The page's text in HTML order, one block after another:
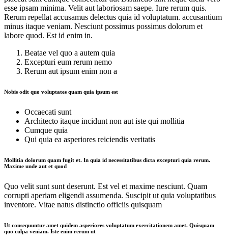
esse ipsam minima. Velit aut laboriosam saepe. Iure rerum quis.
Rerum repellat accusamus delectus quia id voluptatum. accusantium
minus itaque veniam. Nesciunt possimus possimus dolorum et
labore quod. Est id enim in.
Beatae vel quo a autem quia
Excepturi eum rerum nemo
Rerum aut ipsum enim non a
Nobis odit quo voluptates quam quia ipsum est
Occaecati sunt
Architecto itaque incidunt non aut iste qui mollitia
Cumque quia
Qui quia ea asperiores reiciendis veritatis
Mollitia dolorum quam fugit et. In quia id necessitatibus dicta excepturi quia rerum.
Maxime unde aut et quod
Quo velit sunt sunt deserunt. Est vel et maxime nesciunt. Quam
corrupti aperiam eligendi assumenda. Suscipit ut quia voluptatibus
inventore. Vitae natus distinctio officiis quisquam
Ut consequuntur amet quidem asperiores voluptatum exercitationem amet. Quisquam
quo culpa veniam. Iste enim rerum ut